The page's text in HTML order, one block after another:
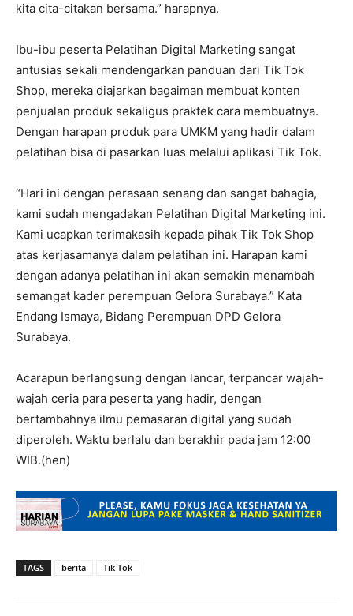
kita cita-citakan bersama.” harapnya.
Ibu-ibu peserta Pelatihan Digital Marketing sangat
antusias sekali mendengarkan panduan dari Tik Tok
Shop, mereka diajarkan bagaiman membuat konten
penjualan produk sekaligus praktek cara membuatnya.
Dengan harapan produk para UMKM yang hadir dalam
pelatihan bisa di pasarkan luas melalui aplikasi Tik Tok.
“Hari ini dengan perasaan senang dan sangat bahagia,
kami sudah mengadakan Pelatihan Digital Marketing ini.
Kami ucapkan terimakasih kepada pihak Tik Tok Shop
atas kerjasamanya dalam pelatihan ini. Harapan kami
dengan adanya pelatihan ini akan semakin menambah
semangat kader perempuan Gelora Surabaya.” Kata
Endang Ismaya, Bidang Perempuan DPD Gelora
Surabaya.
Acarapun berlangsung dengan lancar, terpancar wajah-
wajah ceria para peserta yang hadir, dengan
bertambahnya ilmu pemasaran digital yang sudah
diperoleh. Waktu berlalu dan berakhir pada jam 12:00
WIB.(hen)
TAGS berita Tik Tok